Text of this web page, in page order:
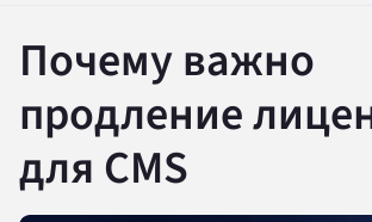
Почему важно
продление
для CMS